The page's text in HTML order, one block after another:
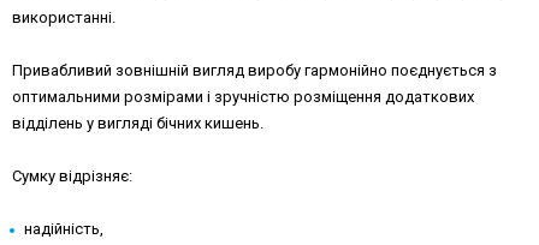
використанні.
Привабливий зовнішній вигляд виробу гармонійно поєднується з
оптимальними розмірами і зручністю розміщення додаткових
відділень у вигляді бічних кишень.
Сумку відрізняє:
надійність,